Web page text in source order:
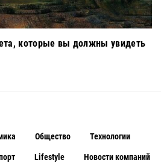
которые вы должны увидеть
Общество Технологии
Lifestyle Новости компаний